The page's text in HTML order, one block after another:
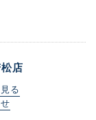
店
る